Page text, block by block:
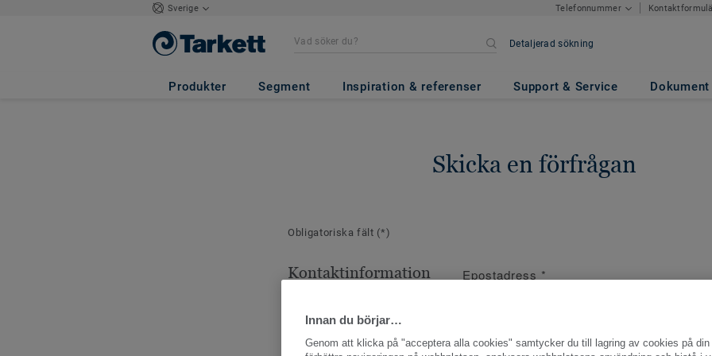
Sverige Telefonnummer
Detaljerad sökning
Produkter Segment Inspiration & referenser Support & Service Dokument
Skicka en förfrågan
Obligatoriska fält (*)
Kontaktinformation Epostadress *
Innan du börjar…
Genom att klicka på "acceptera alla cookies" samtycker du till lagring av cookies på